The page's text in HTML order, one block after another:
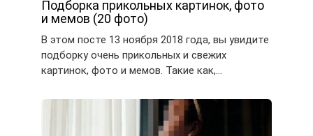
Подборка прикольных картинок, фото
и мемов (20 фото)
В этом посте 13 ноября 2018 года, вы увидите
подборку очень прикольных и свежих
картинок, фото и мемов. Такие как,…